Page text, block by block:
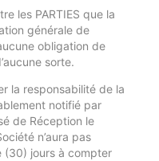
les PARTIES que la
générale de
obligation de
sorte.
la responsabilité de la
notifié par
de Réception le
n’aura pas
(30) jours à compter